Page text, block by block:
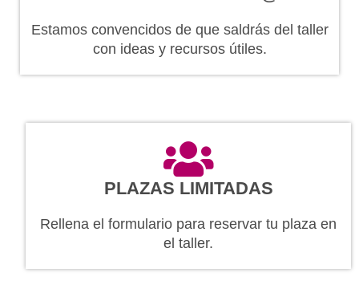
Estamos convencidos de que saldrás del taller
con ideas y recursos útiles.
PLAZAS LIMITADAS
Rellena el formulario para reservar tu plaza en
el taller.